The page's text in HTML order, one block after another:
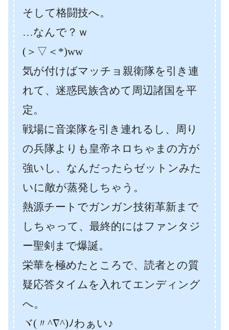
そして格闘技へ。
…なんで？ｗ
(＞▽＜*)ww
気が付けばマッチョ親衛隊を引き連
れて、迷惑民族含めて周辺諸国を平
定。
戦場に音楽隊を引き連れるし、周り
の兵隊よりも皇帝ネロちゃまの方が
強いし、なんだったらゼットンみた
いに敵が蒸発しちゃう。
熱源チートでガンガン技術革新まで
しちゃって、最終的にはファンタジ
ー聖剣まで爆誕。
栄華を極めたところで、読者との質
疑応答タイムを入れてエンディング
へ。
ヾ(〃^∇^)ﾉわぁい♪